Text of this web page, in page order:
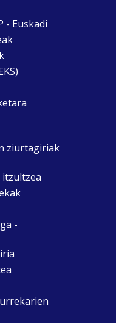
- Euskadi
ziurtagiriak
-